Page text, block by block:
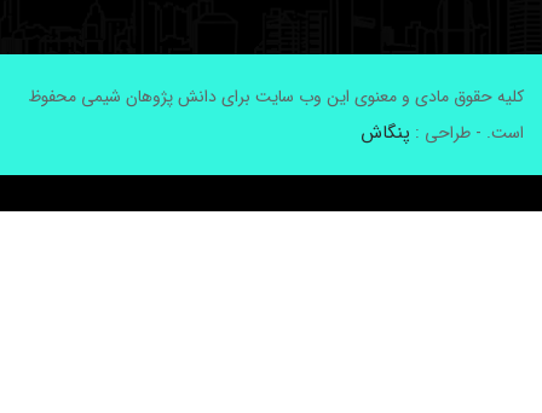
حقوق مادی و معنوی این وب سایت برای دانش پژوهان شیمی محفوظ
- طراحی :پنگاش